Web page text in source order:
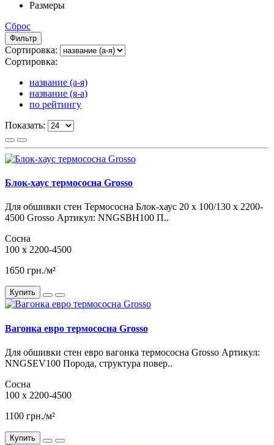
Размеры
Сброс
Фильтр
Сортировка:
Сортировка:
название (а-я)
название (я-а)
по рейтингу
Показать:
Блок-хаус термососна Grosso
Для обшивки стен Термососна Блок-хаус 20 х 100/130 х 2200-
4500 Grosso Артикул: NNGSBH100 П..
Сосна
100 x 2200-4500
1650 грн./м²
Купить
Вагонка евро термососна Grosso
Для обшивки стен евро вагонка термососна Grosso Артикул:
NNGSEV100 Порода, структура повер..
Сосна
100 x 2200-4500
1100 грн./м²
Купить